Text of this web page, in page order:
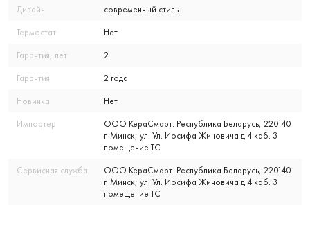
Дизайн современный стиль
Термостат Нет
Гарантия, лет 2
Гарантия 2 года
Новинка Нет
Импортер
ООО КераСмарт. Республика Беларусь, 220140
г. Минск; ул. Ул. Иосифа Жиновича д 4 каб. 3
помещение ТС
Сервисная служба
ООО КераСмарт. Республика Беларусь, 220140
г. Минск; ул. Ул. Иосифа Жиновича д 4 каб. 3
помещение ТС